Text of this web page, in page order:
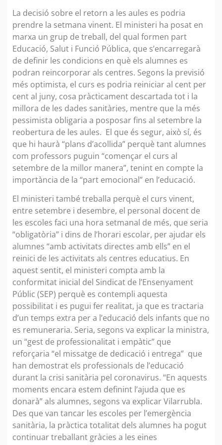
La decisió sobre el retorn a les aules es podria
prendre la setmana vinent. El ministeri ha posat en
marxa un grup de treball, del qual formen part
Educació, Salut i Funció Pública, que s’encarregarà
de definir les condicions en què els alumnes es
podran reincorporar als centres. Segons la previsió
més optimista, el curs es podria reiniciar al cent per
cent al juny, cosa pràcticament descartada tot i la
millora de les dades sanitàries, mentre que la més
pessimista obligaria a posposar fins al setembre la
reobertura de les aules. El que és segur, això sí, és
que hi haurà “plans d’acollida” perquè tant alumnes
com professors puguin “començar el curs al
setembre de la millor manera”, tenint en compte la
importància de la “part emocional” en l’educació.
El ministeri també treballa perquè el curs vinent,
entre setembre i desembre, el personal docent de
les escoles faci una hora setmanal de més, que seria
“obligatòria” i dins de l’horari escolar, per ajudar els
alumnes “amb activitats directes amb ells” en el
reinici de les activitats als centres educatius. En
aquest sentit, el ministeri compta amb la
conformitat inicial del Sindicat de l’Ensenyament
Públic (SEP) perquè es contempli aquesta
possibilitat i es pugui fer realitat, ja que es tractaria
d’un temps extra per a l’educació dels infants que no
es remuneraria. Seria, segons va explicar la ministra,
un “gest de professionalitat i empàtic” que
reforçaria “el missatge de dedicació i entrega” que
han demostrat els professionals de l’educació
durant la crisi sanitària pel coronavirus. “En aquests
moments encara estem definint l’ajuda que es
donarà” als alumnes, segons va explicar Vilarrubla.
Des que van tancar les escoles per l’emergència
sanitària, la pràctica totalitat dels alumnes ha pogut
continuar treballant gràcies a les eines